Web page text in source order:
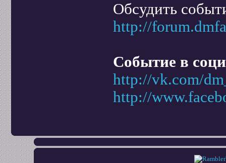
Обсудить
http://
Событие в
http://vk.com/
http://